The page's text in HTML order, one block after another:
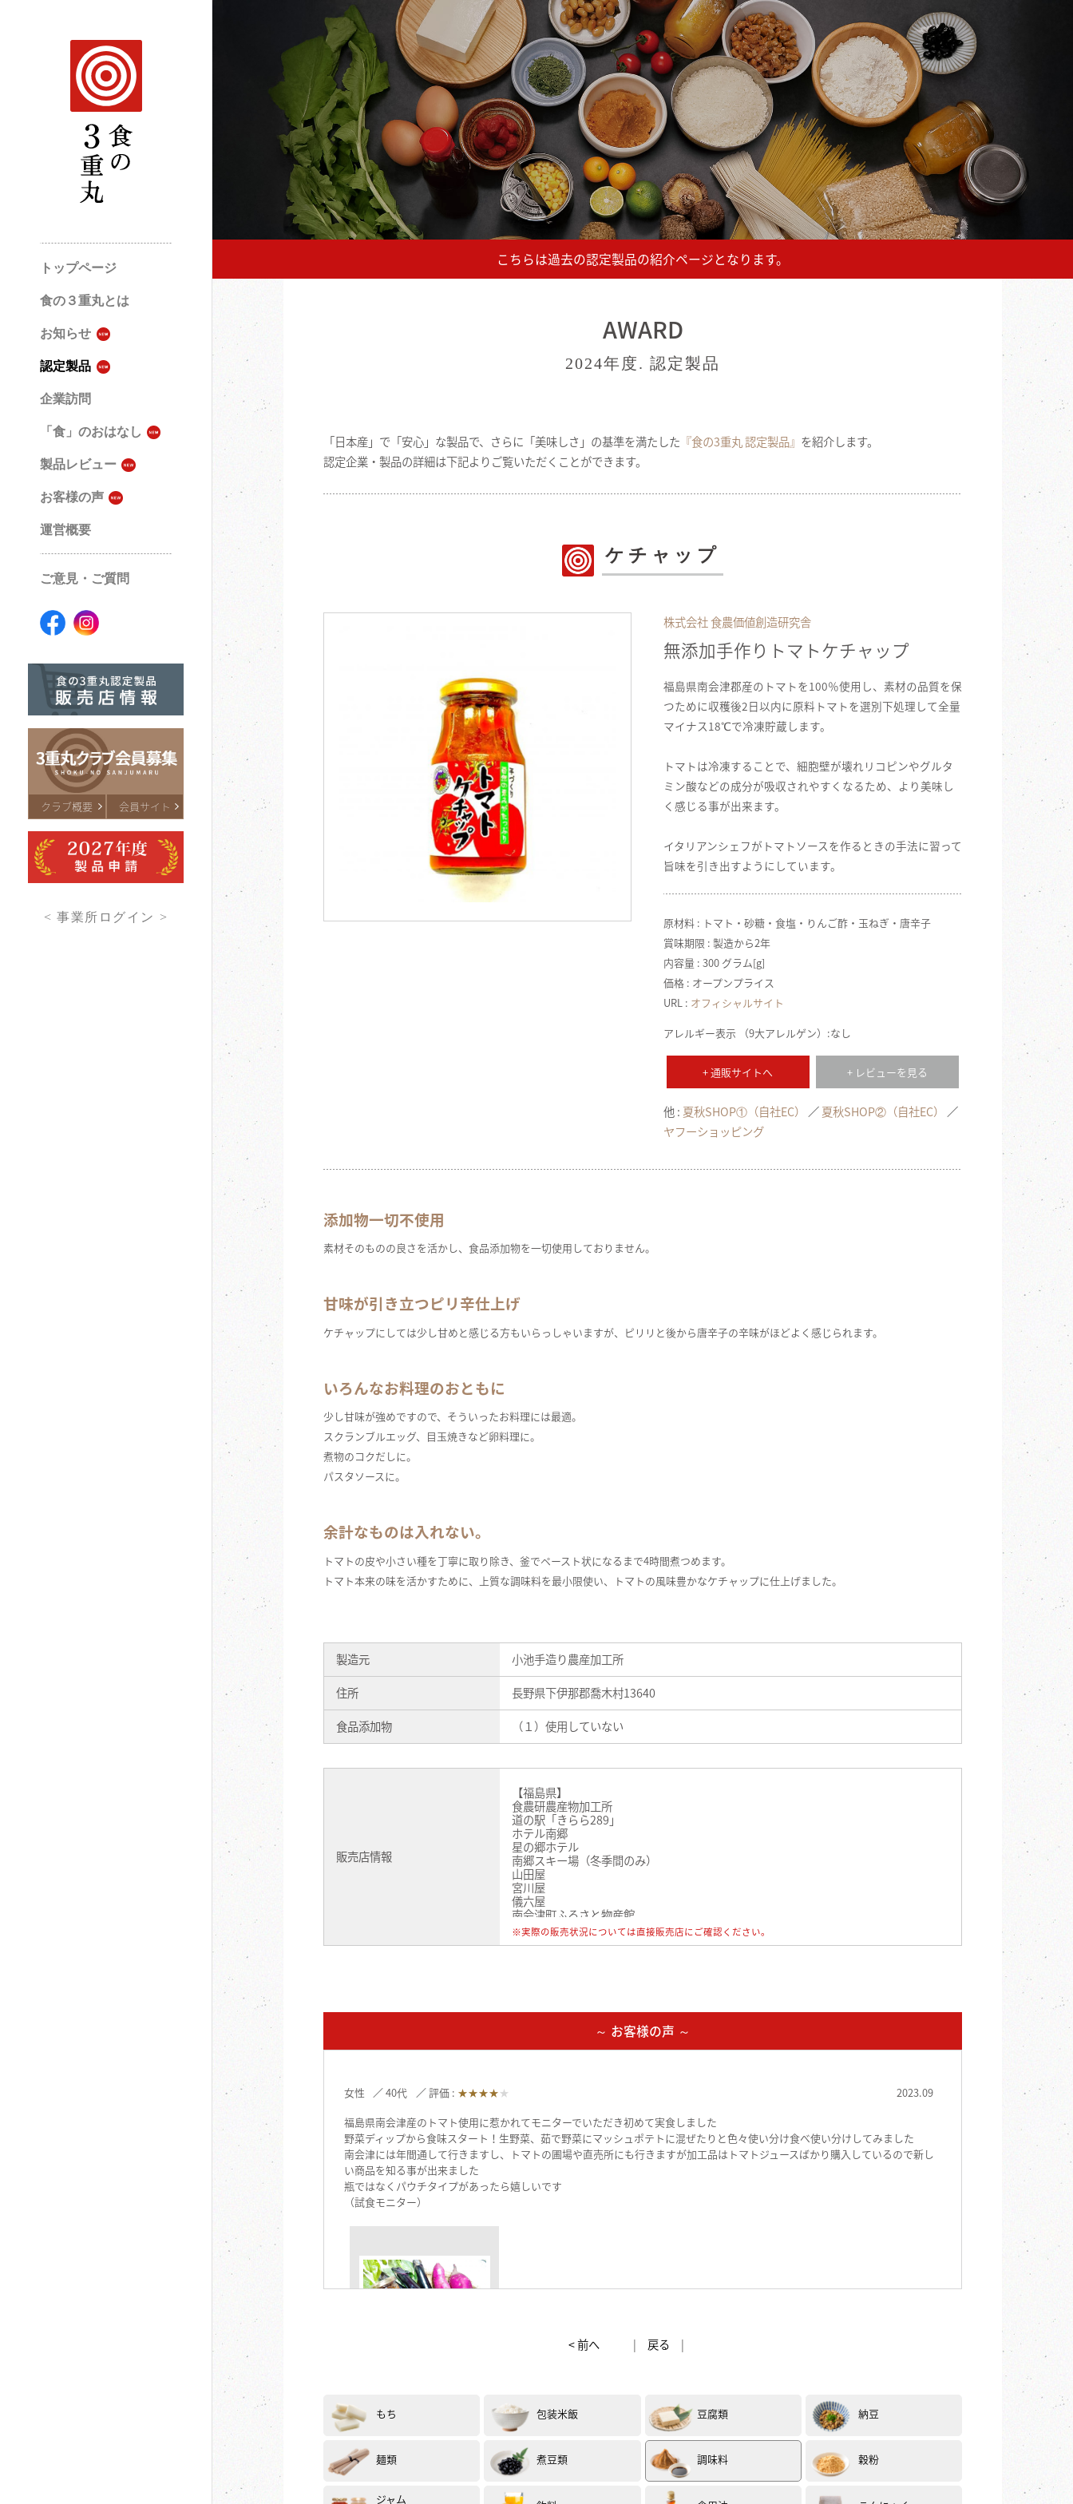
トップページ
食の３重丸とは
お知らせ
認定製品
企業訪問
「食」のおはなし
製品レビュー
お客様の声
運営概要
ご意見・ご質問
クラブ概要 会員サイト
< 事業所ログイン >
AWARD
2024年度. 認定製品
「日本産」で「安心」な製品で、さらに「美味しさ」の基準を満たした 『食の3重丸 認定製品』 を紹介します。
認定企業・製品の詳細は下記よりご覧いただくことができます。
ケチャップ
株式会社 食農価値創造研究舎
無添加手作りトマトケチャップ
福島県南会津郡産のトマトを100％使用し、素材の品質を保
つために収穫後2日以内に原料トマトを選別下処理して全量
マイナス18℃で冷凍貯蔵します。
トマトは冷凍することで、細胞壁が壊れリコピンやグルタ
ミン酸などの成分が吸収されやすくなるため、より美味し
く感じる事が出来ます。
イタリアンシェフがトマトソースを作るときの手法に習って
旨味を引き出すようにしています。
原材料 : トマト・砂糖・食塩・りんご酢・玉ねぎ・唐辛子
賞味期限 : 製造から2年
内容量 : 300 グラム[g]
価格 : オープンプライス
URL : オフィシャルサイト
アレルギー表示 （9大アレルゲン）:なし
+ 通販サイトへ + レビューを見る
他 : 夏秋SHOP①（自社EC）
夏秋SHOP②（自社EC）
ヤフーショッピング
添加物一切不使用
素材そのものの良さを活かし、食品添加物を一切使用しておりません。
甘味が引き立つピリ辛仕上げ
ケチャップにしては少し甘めと感じる方もいらっしゃいますが、ピリリと後から唐辛子の辛味がほどよく感じられます。
いろんなお料理のおともに
少し甘味が強めですので、そういったお料理には最適。
スクランブルエッグ、目玉焼きなど卵料理に。
煮物のコクだしに。
パスタソースに。
余計なものは入れない。
トマトの皮や小さい種を丁寧に取り除き、釜でペースト状になるまで4時間煮つめます。
トマト本来の味を活かすために、上質な調味料を最小限使い、トマトの風味豊かなケチャップに仕上げました。
製造元
小池手造り農産加工所
住所
長野県下伊那郡喬木村13640
食品添加物
（１）使用していない
販売店情報
【福島県】
食農研農産物加工所
道の駅「きらら289」
ホテル南郷
星の郷ホテル
南郷スキー場（冬季間のみ）
山田屋
宮川屋
儀六屋
南会津町ふるさと物産館
会津高原田島駅売店「やまなみ」
道の駅「たじま」
※実際の販売状況については直接販売店にご確認ください。
～ お客様の声 ～
女性 40代 評価 : ★★★★★
2023.09
福島県南会津産のトマト使用に惹かれてモニターでいただき初めて実食しました
野菜ディップから食味スタート！生野菜、茹で野菜にマッシュポテトに混ぜたりと色々使い分け食べ使い分けしてみました
南会津には年間通して行きますし、トマトの圃場や直売所にも行きますが加工品はトマトジュースばかり購入しているので新し
い商品を知る事が出来ました
瓶ではなくパウチタイプがあったら嬉しいです
（試食モニター）
女性 40代 ★★★★★
瓶に入っているケチャップは初めてでした！まず自然なトマトの色に安心します。味はとても濃厚。甘味、酸味に加えて、旨み
< 前へ| 戻る |
もち 包装米飯 豆腐類 納豆
麺類 煮豆類 調味料 穀粉
ジャム